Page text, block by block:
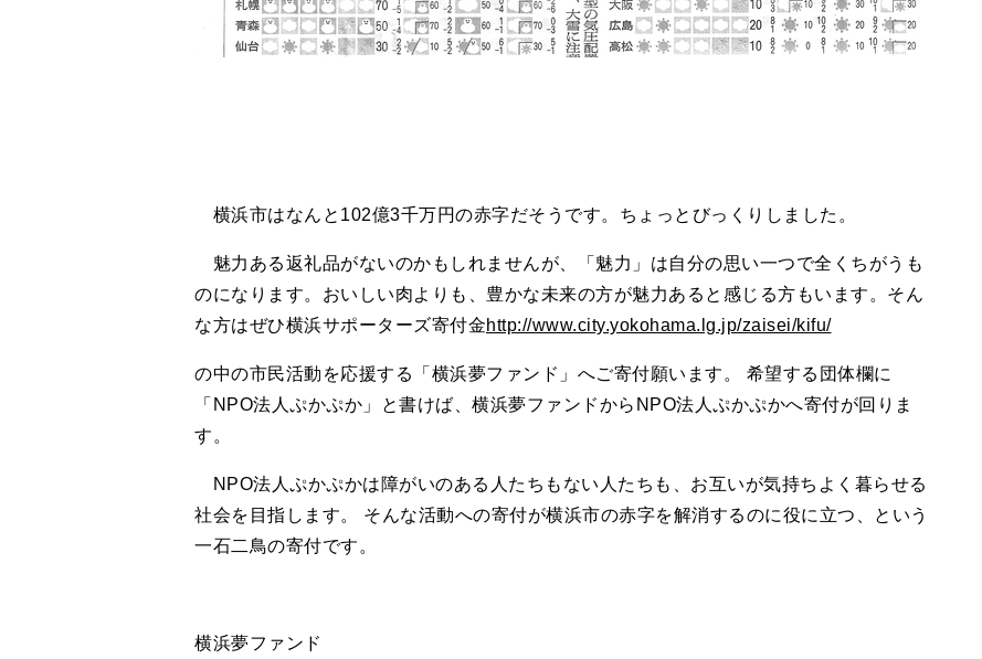
横浜市はなんと102億3千万円の赤字だそうです。ちょっとびっくりしました。
魅力ある返礼品がないのかもしれませんが、「魅力」は自分の思い一つで全くちがうも
のになります。おいしい肉よりも、豊かな未来の方が魅力あると感じる方もいます。そん
な方はぜひ横浜サポーターズ寄付金http://www.city.yokohama.lg.jp/zaisei/kifu/
の中の市民活動を応援する「横浜夢ファンド」へご寄付願います。 希望する団体欄に
「NPO法人ぷかぷか」と書けば、横浜夢ファンドからNPO法人ぷかぷかへ寄付が回りま
す。
NPO法人ぷかぷかは障がいのある人たちもない人たちも、お互いが気持ちよく暮らせる
社会を目指します。 そんな活動への寄付が横浜市の赤字を解消するのに役に立つ、という
一石二鳥の寄付です。
横浜夢ファンド